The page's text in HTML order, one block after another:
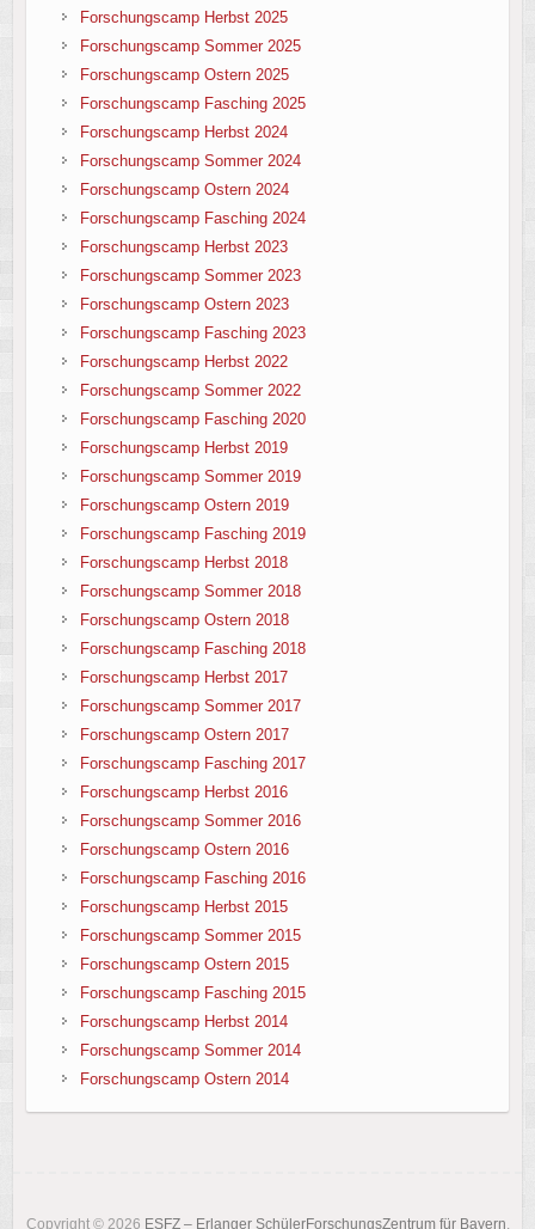
Forschungscamp Herbst 2025
Forschungscamp Sommer 2025
Forschungscamp Ostern 2025
Forschungscamp Fasching 2025
Forschungscamp Herbst 2024
Forschungscamp Sommer 2024
Forschungscamp Ostern 2024
Forschungscamp Fasching 2024
Forschungscamp Herbst 2023
Forschungscamp Sommer 2023
Forschungscamp Ostern 2023
Forschungscamp Fasching 2023
Forschungscamp Herbst 2022
Forschungscamp Sommer 2022
Forschungscamp Fasching 2020
Forschungscamp Herbst 2019
Forschungscamp Sommer 2019
Forschungscamp Ostern 2019
Forschungscamp Fasching 2019
Forschungscamp Herbst 2018
Forschungscamp Sommer 2018
Forschungscamp Ostern 2018
Forschungscamp Fasching 2018
Forschungscamp Herbst 2017
Forschungscamp Sommer 2017
Forschungscamp Ostern 2017
Forschungscamp Fasching 2017
Forschungscamp Herbst 2016
Forschungscamp Sommer 2016
Forschungscamp Ostern 2016
Forschungscamp Fasching 2016
Forschungscamp Herbst 2015
Forschungscamp Sommer 2015
Forschungscamp Ostern 2015
Forschungscamp Fasching 2015
Forschungscamp Herbst 2014
Forschungscamp Sommer 2014
Forschungscamp Ostern 2014
Copyright © 2026 ESFZ – Erlanger SchülerForschungsZentrum für Bayern.